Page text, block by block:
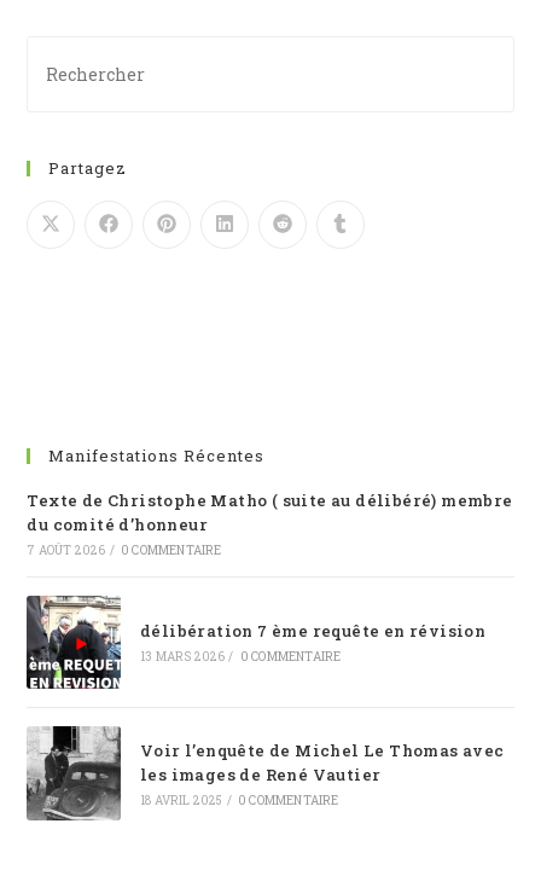
Partagez
Manifestations Récentes
Texte de Christophe Matho ( suite au délibéré) membre
du comité d’honneur
7 AOÛT 2026 / 0 COMMENTAIRE
délibération 7 ème requête en révision
13 MARS 2026 / 0 COMMENTAIRE
Voir l’enquête de Michel Le Thomas avec
les images de René Vautier
18 AVRIL 2025 / 0 COMMENTAIRE